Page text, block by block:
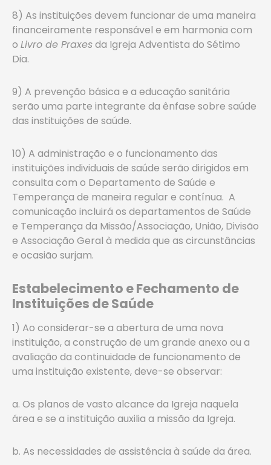
8) As instituições devem funcionar de uma maneira
financeiramente responsável e em harmonia com
o Livro de Praxesda Igreja Adventista do Sétimo
Dia.
9) A prevenção básica e a educação sanitária
serão uma parte integrante da ênfase sobre saúde
das instituições de saúde.
10) A administração e o funcionamento das
instituições individuais de saúde serão dirigidos em
consulta com o Departamento de Saúde e
Temperança de maneira regular e contínua. A
comunicação incluirá os departamentos de Saúde
e Temperança da Missão/Associação, União, Divisão
e Associação Geral à medida que as circunstâncias
e ocasião surjam.
Estabelecimento e Fechamento de
Instituições de Saúde
1) Ao considerar-se a abertura de uma nova
instituição, a construção de um grande anexo ou a
avaliação da continuidade de funcionamento de
uma instituição existente, deve-se observar:
a. Os planos de vasto alcance da Igreja naquela
área e se a instituição auxilia a missão da Igreja.
b. As necessidades de assistência à saúde da área.